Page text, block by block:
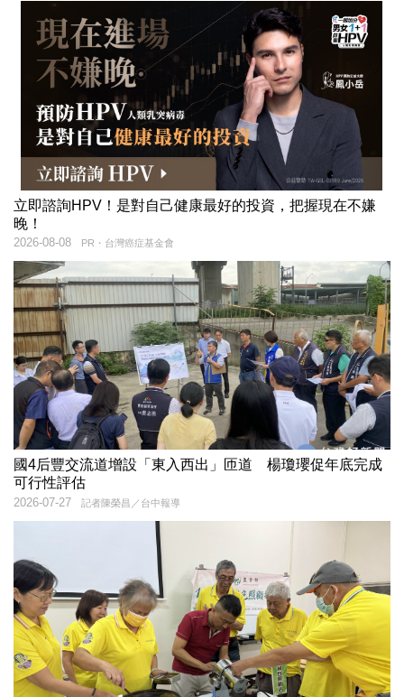
立即諮詢HPV！是對自己健康最好的投資，把握現在不嫌
晚！
PR・台灣癌症基金會
2026-08-08
國4后豐交流道增設「東入西出」匝道 楊瓊瓔促年底完成
可行性評估
記者陳榮昌／台中報導
2026-07-27